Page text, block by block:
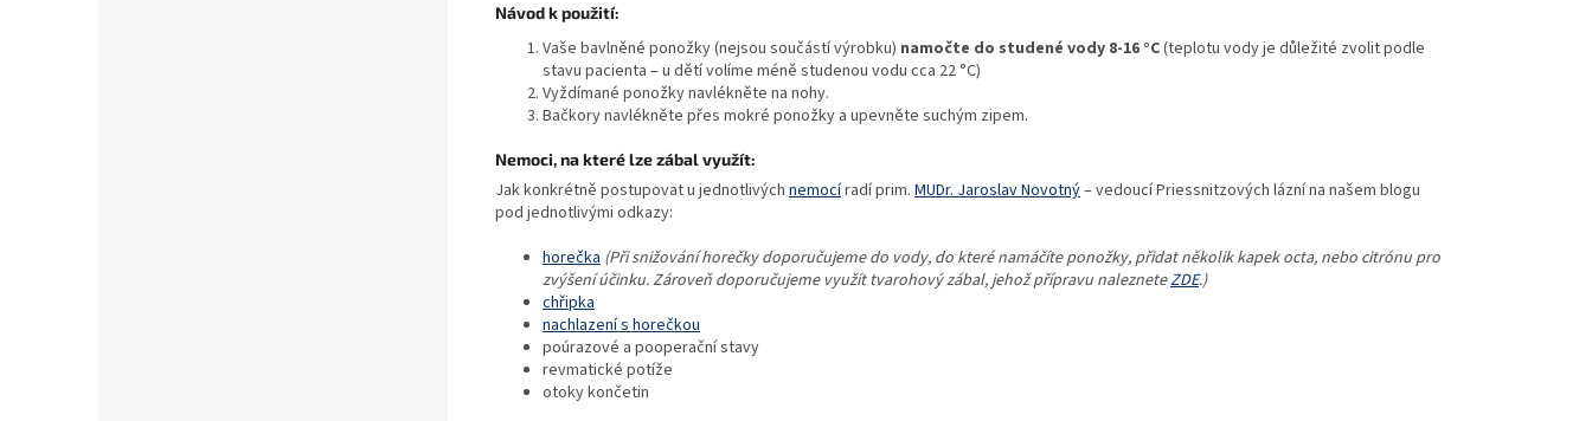
Návod k použití:
Vaše bavlněné ponožky (nejsou součástí výrobku) namočte do studené vody 8-16 °C(teplotu vody je důležité zvolit podle
stavu pacienta – u dětí volíme méně studenou vodu cca 22 °C)
Vyždímané ponožky navlékněte na nohy.
Bačkory navlékněte přes mokré ponožky a upevněte suchým zipem.
Nemoci, na které lze zábal využít:
Jak konkrétně postupovat u jednotlivých nemocíradí prim. MUDr. Jaroslav Novotný– vedoucí Priessnitzových lázní na našem blogu
pod jednotlivými odkazy:
horečka (Při snižování horečky doporučujeme do vody, do které namáčíte ponožky, přidat několik kapek octa, nebo citrónu pro
zvýšení účinku. Zároveň doporučujeme využít tvarohový zábal, jehož přípravu nalezneteZDE.)
chřipka
nachlazení s horečkou
poúrazové a pooperační stavy
revmatické potíže
otoky končetin